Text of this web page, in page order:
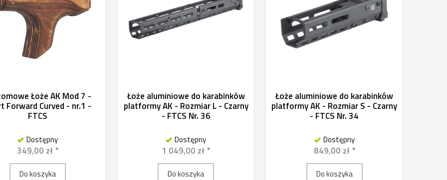
Łoże AK Mod 7 -
Forward Curved - nr.1 -
FTCS
Dostępny
349,00 zł *
Do koszyka
Łoże aluminiowe do karabinków
platformy AK - Rozmiar L - Czarny
- FTCS Nr. 36
Dostępny
1 049,00 zł *
Do koszyka
Łoże aluminiowe do karabinków
platformy AK - Rozmiar S - Czarny
- FTCS Nr. 34
Dostępny
849,00 zł *
Do koszyka